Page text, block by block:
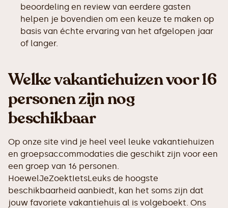
beoordeling en review van eerdere gasten
helpen je bovendien om een keuze te maken op
basis van échte ervaring van het afgelopen jaar
of langer.
Welke vakantiehuizen voor 16
personen zijn nog
beschikbaar
Op onze site vind je heel veel leuke vakantiehuizen
en groepsaccommodaties die geschikt zijn voor een
een groep van 16 personen.
HoewelJeZoektIetsLeuks de hoogste
beschikbaarheid aanbiedt, kan het soms zijn dat
jouw favoriete vakantiehuis al is volgeboekt. Ons